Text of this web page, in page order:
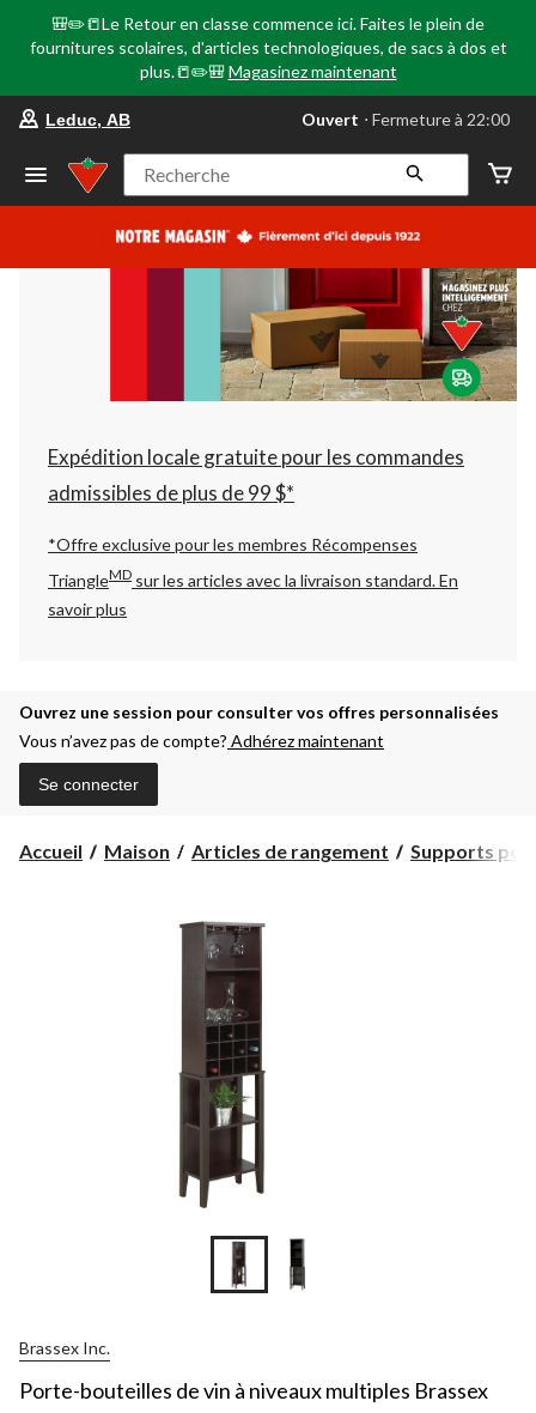
🎒✏️📒Le Retour en classe commence ici. Faites le plein de
fournitures scolaires, d'articles technologiques, de sacs à dos et
plus.📒✏️🎒 Magasinez maintenant
votre
préféré
Leduc,
AB,
courament
Fermeture
à
22:00
cliquer
pour
changer
Leduc, AB Ouvert ⋅ Fermeture à 22:00
Recherche
Expédition locale gratuite pour les commandes
admissibles de plus de 99 $*
*Offre exclusive pour les membres Récompenses
TriangleMD sur les articles avec la livraison standard.En
savoir plus
Ouvrez une session pour consulter vos offres personnalisées
Vous n’avez pas de compte? Adhérez maintenant
Se connecter
Accueil Maison Articles de rangement Supports
Brassex Inc.
Porte-bouteilles de vin à niveaux multiples Brassex